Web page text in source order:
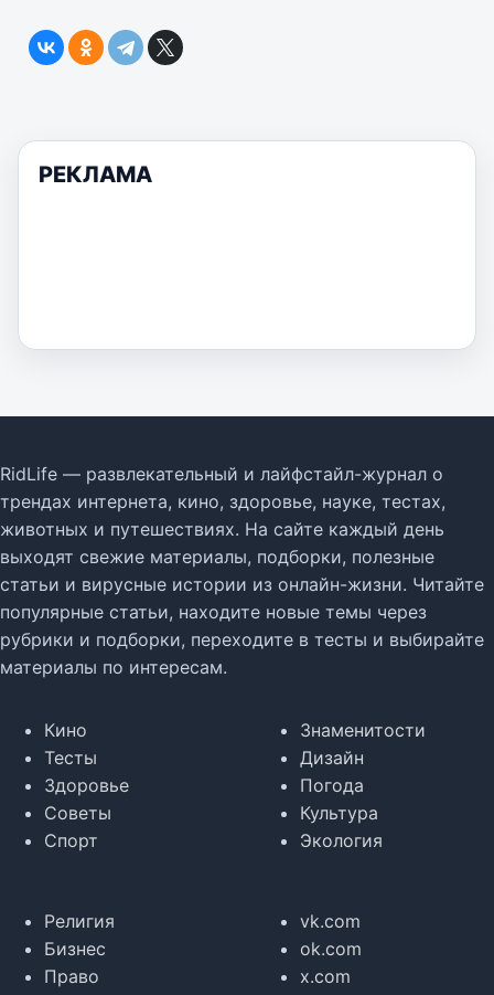
РЕКЛАМА
RidLife — развлекательный и лайфстайл-журнал о
трендах интернета, кино, здоровье, науке, тестах,
животных и путешествиях. На сайте каждый день
выходят свежие материалы, подборки, полезные
статьи и вирусные истории из онлайн-жизни. Читайте
популярные статьи, находите новые темы через
рубрики и подборки, переходите в тесты и выбирайте
материалы по интересам.
Кино
Тесты
Здоровье
Советы
Спорт
Знаменитости
Дизайн
Погода
Культура
Экология
Религия
Бизнес
Право
vk.com
ok.com
x.com